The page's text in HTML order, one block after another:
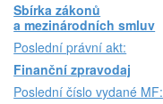
Sbírka zákonů
a mezinárodních smluv
Poslední právní akt:
Finanční zpravodaj
Poslední číslo vydané MF: